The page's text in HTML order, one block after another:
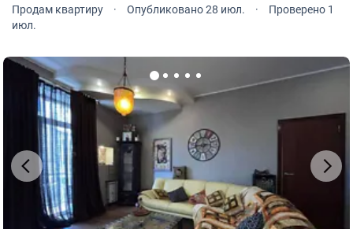
Продам квартиру · Опубликовано 28 июл. ·
Проверено 1
июл.